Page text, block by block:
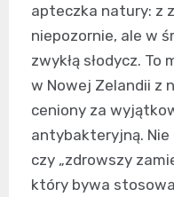
apteczka natury: z
niepozornie, ale w
zwykłą słodycz. To
w Nowej Zelandii z
ceniony za
antybakteryjną.
czy „zdrowszy
który bywa